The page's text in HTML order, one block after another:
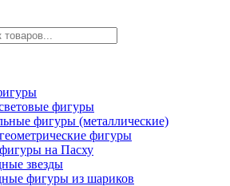
фигуры
фигуры (металлические)
фигуры
на Пасху
звезды
фигуры из шариков